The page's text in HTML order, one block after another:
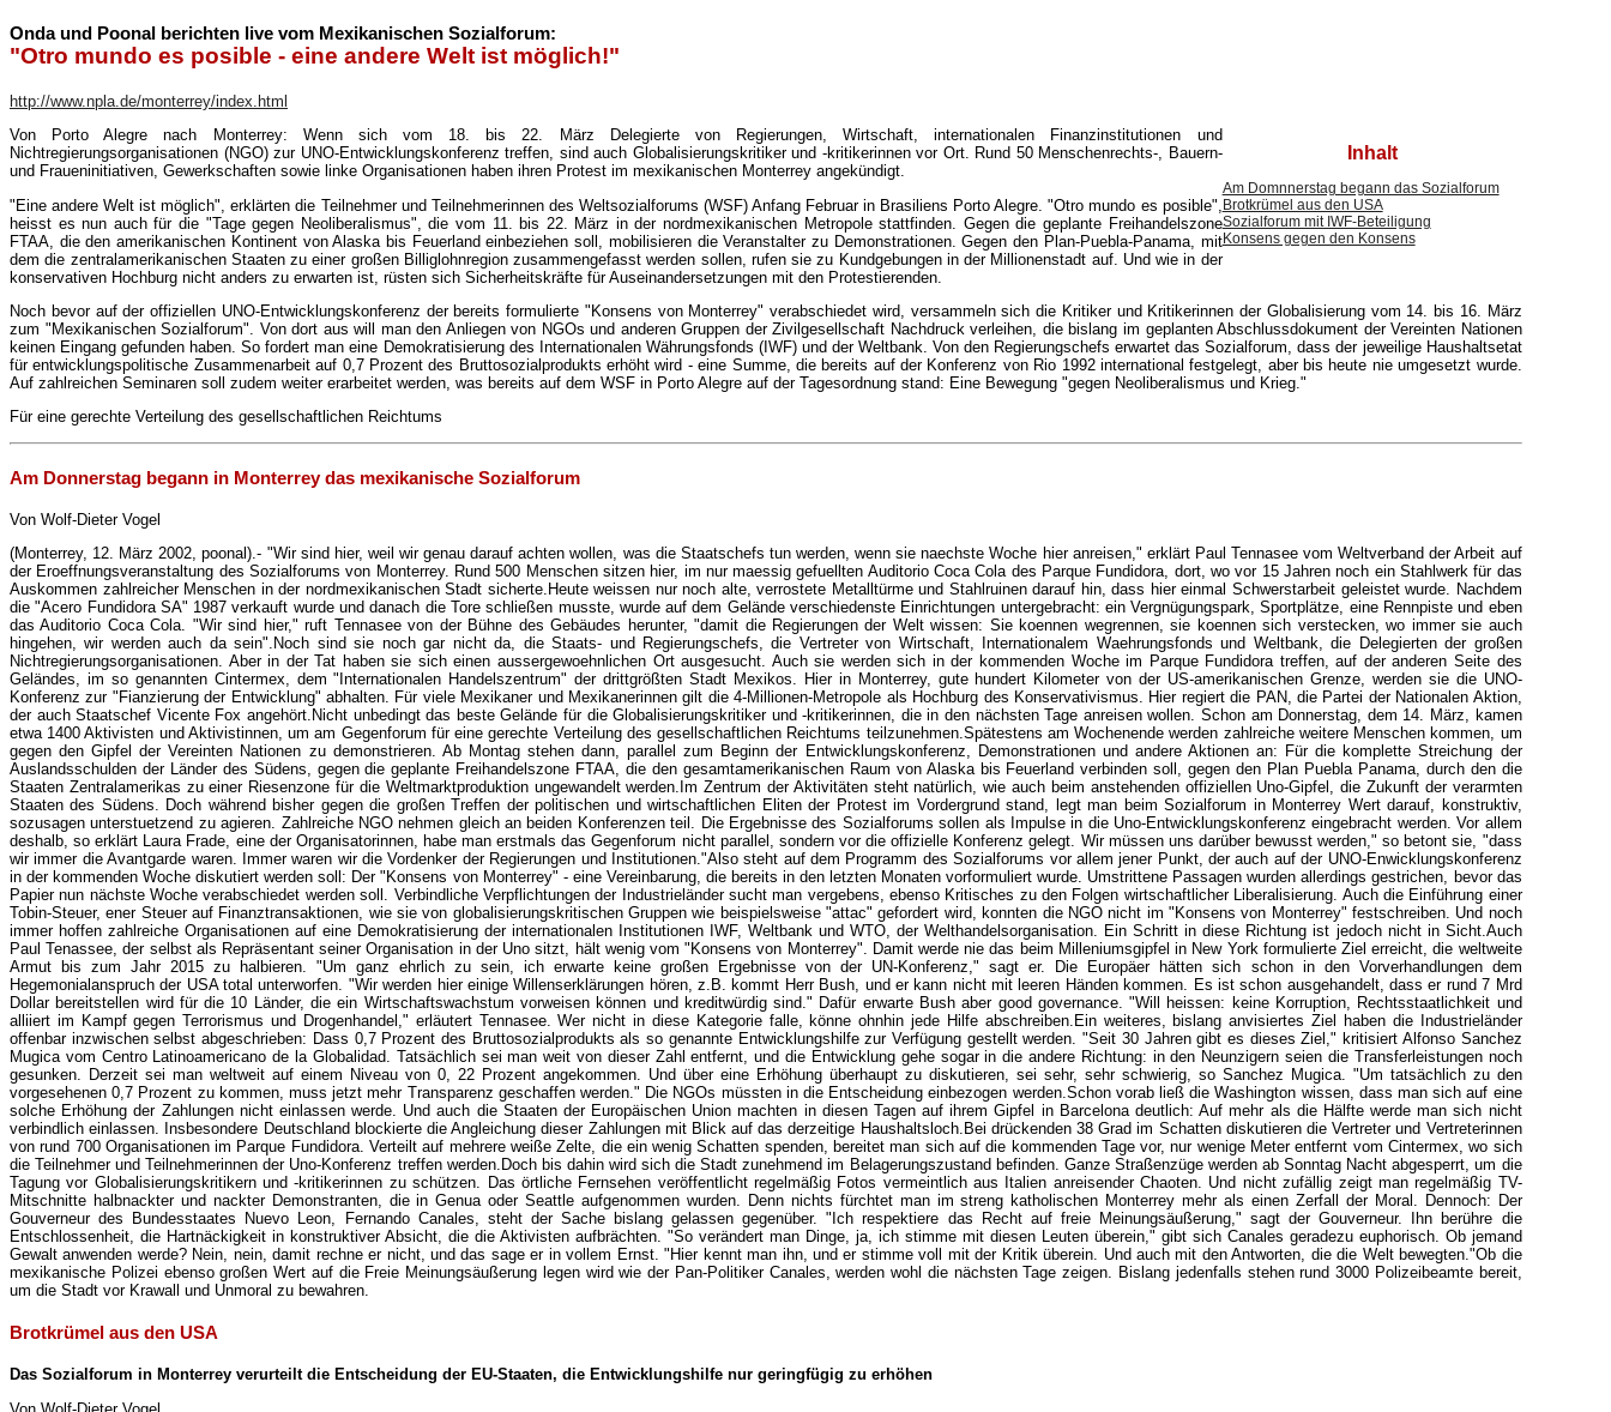
Onda und Poonal berichten live vom Mexikanischen Sozialforum:
"Otro mundo es posible - eine andere Welt ist möglich!"
http://www.npla.de/monterrey/index.html
Inhalt
Am Domnnerstag begann das Sozialforum
Brotkrümel aus den USA
Sozialforum mit IWF-Beteiligung
Konsens gegen den Konsens
Von Porto Alegre nach Monterrey: Wenn sich vom 18. bis 22. März Delegierte von Regierungen, Wirtschaft, internationalen Finanzinstitutionen und
Nichtregierungsorganisationen (NGO) zur UNO-Entwicklungskonferenz treffen, sind auch Globalisierungskritiker und -kritikerinnen vor Ort. Rund 50 Menschenrechts-, Bauern-
und Fraueninitiativen, Gewerkschaften sowie linke Organisationen haben ihren Protest im mexikanischen Monterrey angekündigt.
"Eine andere Welt ist möglich", erklärten die Teilnehmer und Teilnehmerinnen des Weltsozialforums (WSF) Anfang Februar in Brasiliens Porto Alegre. "Otro mundo es posible",
heisst es nun auch für die "Tage gegen Neoliberalismus", die vom 11. bis 22. März in der nordmexikanischen Metropole stattfinden. Gegen die geplante Freihandelszone
FTAA, die den amerikanischen Kontinent von Alaska bis Feuerland einbeziehen soll, mobilisieren die Veranstalter zu Demonstrationen. Gegen den Plan-Puebla-Panama, mit
dem die zentralamerikanischen Staaten zu einer großen Billiglohnregion zusammengefasst werden sollen, rufen sie zu Kundgebungen in der Millionenstadt auf. Und wie in der
konservativen Hochburg nicht anders zu erwarten ist, rüsten sich Sicherheitskräfte für Auseinandersetzungen mit den Protestierenden.
Noch bevor auf der offiziellen UNO-Entwicklungskonferenz der bereits formulierte "Konsens von Monterrey" verabschiedet wird, versammeln sich die Kritiker und Kritikerinnen der Globalisierung vom 14. bis 16. März
zum "Mexikanischen Sozialforum". Von dort aus will man den Anliegen von NGOs und anderen Gruppen der Zivilgesellschaft Nachdruck verleihen, die bislang im geplanten Abschlussdokument der Vereinten Nationen
keinen Eingang gefunden haben. So fordert man eine Demokratisierung des Internationalen Währungsfonds (IWF) und der Weltbank. Von den Regierungschefs erwartet das Sozialforum, dass der jeweilige Haushaltsetat
für entwicklungspolitische Zusammenarbeit auf 0,7 Prozent des Bruttosozialprodukts erhöht wird - eine Summe, die bereits auf der Konferenz von Rio 1992 international festgelegt, aber bis heute nie umgesetzt wurde.
Auf zahlreichen Seminaren soll zudem weiter erarbeitet werden, was bereits auf dem WSF in Porto Alegre auf der Tagesordnung stand: Eine Bewegung "gegen Neoliberalismus und Krieg."
Für eine gerechte Verteilung des gesellschaftlichen Reichtums
Am Donnerstag begann in Monterrey das mexikanische Sozialforum
Von Wolf-Dieter Vogel
(Monterrey, 12. März 2002, poonal).- "Wir sind hier, weil wir genau darauf achten wollen, was die Staatschefs tun werden, wenn sie naechste Woche hier anreisen," erklärt Paul Tennasee vom Weltverband der Arbeit auf
der Eroeffnungsveranstaltung des Sozialforums von Monterrey. Rund 500 Menschen sitzen hier, im nur maessig gefuellten Auditorio Coca Cola des Parque Fundidora, dort, wo vor 15 Jahren noch ein Stahlwerk für das
Auskommen zahlreicher Menschen in der nordmexikanischen Stadt sicherte.Heute weissen nur noch alte, verrostete Metalltürme und Stahlruinen darauf hin, dass hier einmal Schwerstarbeit geleistet wurde. Nachdem
die "Acero Fundidora SA" 1987 verkauft wurde und danach die Tore schließen musste, wurde auf dem Gelände verschiedenste Einrichtungen untergebracht: ein Vergnügungspark, Sportplätze, eine Rennpiste und eben
das Auditorio Coca Cola. "Wir sind hier," ruft Tennasee von der Bühne des Gebäudes herunter, "damit die Regierungen der Welt wissen: Sie koennen wegrennen, sie koennen sich verstecken, wo immer sie auch
hingehen, wir werden auch da sein".Noch sind sie noch gar nicht da, die Staats- und Regierungschefs, die Vertreter von Wirtschaft, Internationalem Waehrungsfonds und Weltbank, die Delegierten der großen
Nichtregierungsorganisationen. Aber in der Tat haben sie sich einen aussergewoehnlichen Ort ausgesucht. Auch sie werden sich in der kommenden Woche im Parque Fundidora treffen, auf der anderen Seite des
Geländes, im so genannten Cintermex, dem "Internationalen Handelszentrum" der drittgrößten Stadt Mexikos. Hier in Monterrey, gute hundert Kilometer von der US-amerikanischen Grenze, werden sie die UNO-
Konferenz zur "Fianzierung der Entwicklung" abhalten. Für viele Mexikaner und Mexikanerinnen gilt die 4-Millionen-Metropole als Hochburg des Konservativismus. Hier regiert die PAN, die Partei der Nationalen Aktion,
der auch Staatschef Vicente Fox angehört.Nicht unbedingt das beste Gelände für die Globalisierungskritiker und -kritikerinnen, die in den nächsten Tage anreisen wollen. Schon am Donnerstag, dem 14. März, kamen
etwa 1400 Aktivisten und Aktivistinnen, um am Gegenforum für eine gerechte Verteilung des gesellschaftlichen Reichtums teilzunehmen.Spätestens am Wochenende werden zahlreiche weitere Menschen kommen, um
gegen den Gipfel der Vereinten Nationen zu demonstrieren. Ab Montag stehen dann, parallel zum Beginn der Entwicklungskonferenz, Demonstrationen und andere Aktionen an: Für die komplette Streichung der
Auslandsschulden der Länder des Südens, gegen die geplante Freihandelszone FTAA, die den gesamtamerikanischen Raum von Alaska bis Feuerland verbinden soll, gegen den Plan Puebla Panama, durch den die
Staaten Zentralamerikas zu einer Riesenzone für die Weltmarktproduktion ungewandelt werden.Im Zentrum der Aktivitäten steht natürlich, wie auch beim anstehenden offiziellen Uno-Gipfel, die Zukunft der verarmten
Staaten des Südens. Doch während bisher gegen die großen Treffen der politischen und wirtschaftlichen Eliten der Protest im Vordergrund stand, legt man beim Sozialforum in Monterrey Wert darauf, konstruktiv,
sozusagen unterstuetzend zu agieren. Zahlreiche NGO nehmen gleich an beiden Konferenzen teil. Die Ergebnisse des Sozialforums sollen als Impulse in die Uno-Entwicklungskonferenz eingebracht werden. Vor allem
deshalb, so erklärt Laura Frade, eine der Organisatorinnen, habe man erstmals das Gegenforum nicht parallel, sondern vor die offizielle Konferenz gelegt. Wir müssen uns darüber bewusst werden," so betont sie, "dass
wir immer die Avantgarde waren. Immer waren wir die Vordenker der Regierungen und Institutionen."Also steht auf dem Programm des Sozialforums vor allem jener Punkt, der auch auf der UNO-Enwicklungskonferenz
in der kommenden Woche diskutiert werden soll: Der "Konsens von Monterrey" - eine Vereinbarung, die bereits in den letzten Monaten vorformuliert wurde. Umstrittene Passagen wurden allerdings gestrichen, bevor das
Papier nun nächste Woche verabschiedet werden soll. Verbindliche Verpflichtungen der Industrieländer sucht man vergebens, ebenso Kritisches zu den Folgen wirtschaftlicher Liberalisierung. Auch die Einführung einer
Tobin-Steuer, ener Steuer auf Finanztransaktionen, wie sie von globalisierungskritischen Gruppen wie beispielsweise "attac" gefordert wird, konnten die NGO nicht im "Konsens von Monterrey" festschreiben. Und noch
immer hoffen zahlreiche Organisationen auf eine Demokratisierung der internationalen Institutionen IWF, Weltbank und WTO, der Welthandelsorganisation. Ein Schritt in diese Richtung ist jedoch nicht in Sicht.Auch
Paul Tenassee, der selbst als Repräsentant seiner Organisation in der Uno sitzt, hält wenig vom "Konsens von Monterrey". Damit werde nie das beim Milleniumsgipfel in New York formulierte Ziel erreicht, die weltweite
Armut bis zum Jahr 2015 zu halbieren. "Um ganz ehrlich zu sein, ich erwarte keine großen Ergebnisse von der UN-Konferenz," sagt er. Die Europäer hätten sich schon in den Vorverhandlungen dem
Hegemonialanspruch der USA total unterworfen. "Wir werden hier einige Willenserklärungen hören, z.B. kommt Herr Bush, und er kann nicht mit leeren Händen kommen. Es ist schon ausgehandelt, dass er rund 7 Mrd
Dollar bereitstellen wird für die 10 Länder, die ein Wirtschaftswachstum vorweisen können und kreditwürdig sind." Dafür erwarte Bush aber good governance. "Will heissen: keine Korruption, Rechtsstaatlichkeit und
alliiert im Kampf gegen Terrorismus und Drogenhandel," erläutert Tennasee. Wer nicht in diese Kategorie falle, könne ohnhin jede Hilfe abschreiben.Ein weiteres, bislang anvisiertes Ziel haben die Industrieländer
offenbar inzwischen selbst abgeschrieben: Dass 0,7 Prozent des Bruttosozialprodukts als so genannte Entwicklungshilfe zur Verfügung gestellt werden. "Seit 30 Jahren gibt es dieses Ziel," kritisiert Alfonso Sanchez
Mugica vom Centro Latinoamericano de la Globalidad. Tatsächlich sei man weit von dieser Zahl entfernt, und die Entwicklung gehe sogar in die andere Richtung: in den Neunzigern seien die Transferleistungen noch
gesunken. Derzeit sei man weltweit auf einem Niveau von 0, 22 Prozent angekommen. Und über eine Erhöhung überhaupt zu diskutieren, sei sehr, sehr schwierig, so Sanchez Mugica. "Um tatsächlich zu den
vorgesehenen 0,7 Prozent zu kommen, muss jetzt mehr Transparenz geschaffen werden." Die NGOs müssten in die Entscheidung einbezogen werden.Schon vorab ließ die Washington wissen, dass man sich auf eine
solche Erhöhung der Zahlungen nicht einlassen werde. Und auch die Staaten der Europäischen Union machten in diesen Tagen auf ihrem Gipfel in Barcelona deutlich: Auf mehr als die Hälfte werde man sich nicht
verbindlich einlassen. Insbesondere Deutschland blockierte die Angleichung dieser Zahlungen mit Blick auf das derzeitige Haushaltsloch.Bei drückenden 38 Grad im Schatten diskutieren die Vertreter und Vertreterinnen
von rund 700 Organisationen im Parque Fundidora. Verteilt auf mehrere weiße Zelte, die ein wenig Schatten spenden, bereitet man sich auf die kommenden Tage vor, nur wenige Meter entfernt vom Cintermex, wo sich
die Teilnehmer und Teilnehmerinnen der Uno-Konferenz treffen werden.Doch bis dahin wird sich die Stadt zunehmend im Belagerungszustand befinden. Ganze Straßenzüge werden ab Sonntag Nacht abgesperrt, um die
Tagung vor Globalisierungskritikern und -kritikerinnen zu schützen. Das örtliche Fernsehen veröffentlicht regelmäßig Fotos vermeintlich aus Italien anreisender Chaoten. Und nicht zufällig zeigt man regelmäßig TV-
Mitschnitte halbnackter und nackter Demonstranten, die in Genua oder Seattle aufgenommen wurden. Denn nichts fürchtet man im streng katholischen Monterrey mehr als einen Zerfall der Moral. Dennoch: Der
Gouverneur des Bundesstaates Nuevo Leon, Fernando Canales, steht der Sache bislang gelassen gegenüber. "Ich respektiere das Recht auf freie Meinungsäußerung," sagt der Gouverneur. Ihn berühre die
Entschlossenheit, die Hartnäckigkeit in konstruktiver Absicht, die die Aktivisten aufbrächten. "So verändert man Dinge, ja, ich stimme mit diesen Leuten überein," gibt sich Canales geradezu euphorisch. Ob jemand
Gewalt anwenden werde? Nein, nein, damit rechne er nicht, und das sage er in vollem Ernst. "Hier kennt man ihn, und er stimme voll mit der Kritik überein. Und auch mit den Antworten, die die Welt bewegten."Ob die
mexikanische Polizei ebenso großen Wert auf die Freie Meinungsäußerung legen wird wie der Pan-Politiker Canales, werden wohl die nächsten Tage zeigen. Bislang jedenfalls stehen rund 3000 Polizeibeamte bereit,
um die Stadt vor Krawall und Unmoral zu bewahren.
Brotkrümel aus den USA
Das Sozialforum in Monterrey verurteilt die Entscheidung der EU-Staaten, die Entwicklungshilfe nur geringfügig zu erhöhen